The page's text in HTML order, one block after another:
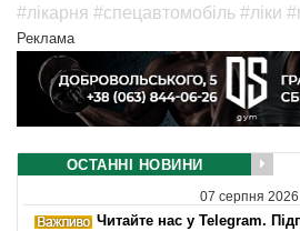
#лікарня #спецавтомобіль #ліки
Реклама
ОСТАННІ НОВИНИ
07 серпня 2026
Читайте нас у Telegram.